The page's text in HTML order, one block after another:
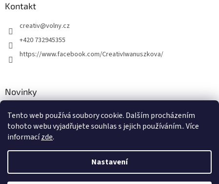
Tento web používá soubory cookie. Dalším procházením
tohoto webu vyjadřujete souhlas s jejich používáním.. Více
informacízde.
Nastavení
Kontakt
creativ@volny.cz
+420 732945355
https://www.facebook.com/CreativIwanuszkova/
Novinky
30.8.2018
Vytvořil Shoptet